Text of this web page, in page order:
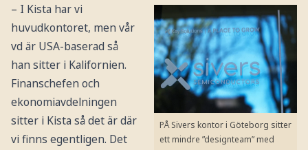
PÅ Sivers kontor i Göteborg sitter
ett mindre ”designteam” med
– I Kista har vi
huvudkontoret, men vår
vd är USA-baserad så
han sitter i Kalifornien.
Finanschefen och
ekonomiavdelningen
sitter i Kista så det är där
vi finns egentligen. Det